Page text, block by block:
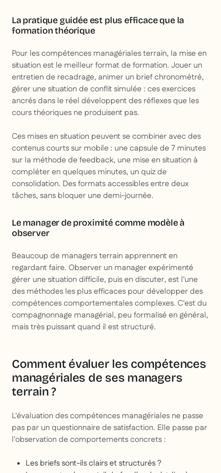
La pratique guidée est plus efficace que la
formation théorique
Pour les compétences managériales terrain, la mise en
situation est le meilleur format de formation. Jouer un
entretien de recadrage, animer un brief chronométré,
gérer une situation de conflit simulée : ces exercices
ancrés dans le réel développent des réflexes que les
cours théoriques ne produisent pas.
Ces mises en situation peuvent se combiner avec des
contenus courts sur mobile : une capsule de 7 minutes
sur la méthode de feedback, une mise en situation à
compléter en quelques minutes, un quiz de
consolidation. Des formats accessibles entre deux
tâches, sans bloquer une demi-journée.
Le manager de proximité comme modèle à
observer
Beaucoup de managers terrain apprennent en
regardant faire. Observer un manager expérimenté
gérer une situation difficile, puis en discuter, est l'une
des méthodes les plus efficaces pour développer des
compétences comportementales complexes. C'est du
compagnonnage managérial, peu formalisé en général,
mais très puissant quand il est structuré.
Comment évaluer les compétences
managériales de ses managers
terrain ?
L'évaluation des compétences managériales ne passe
pas par un questionnaire de satisfaction. Elle passe par
l'observation de comportements concrets :
Les briefs sont-ils clairs et structurés ?